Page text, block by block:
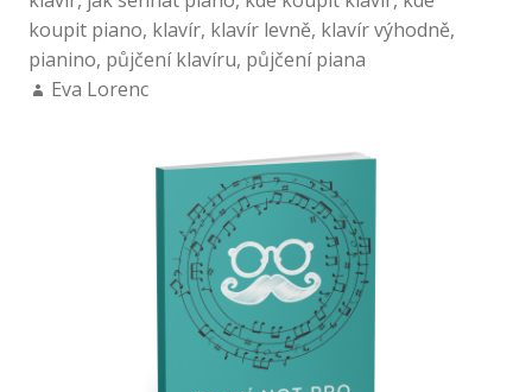
koupit piano, klavír, klavír levně, klavír výhodně,
pianino, půjčení klavíru, půjčení piana
Eva Lorenc